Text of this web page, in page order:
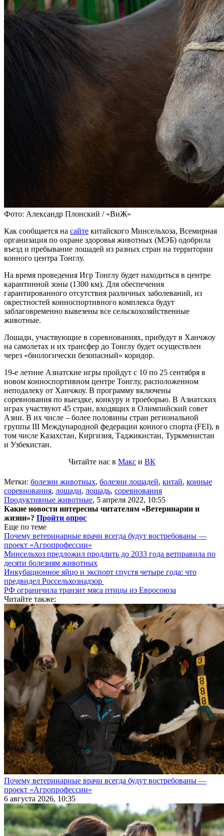
Фото: Александр Плонский / «ВиЖ»
Как сообщается на сайте китайского Минсельхоза, Всемирная
организация по охране здоровья животных (МЭБ) одобрила
въезд и пребывание лошадей из разных стран на территории
конного центра Тонглу.
На время проведения Игр Тонглу будет находиться в центре
карантинной зоны (1300 км). Для обеспечения
гарантированного отсутствия различных заболеваний, из
окрестностей конноспортивного комплекса будут
заблаговременно вывезены все сельскохозяйственные
животные.
Лошади, участвующие в соревнованиях, прибудут в Ханчжоу
на самолетах и их трансфер до Тонглу будет осуществлен
через «биологически безопасный» коридор.
19-е летние Азиатские игры пройдут с 10 по 25 сентября в
новом конноспортивном центре Тонглу, расположенном
неподалеку от Ханчжоу. В программу включены
соревнования по выездке, конкуру и троеборью. В Азиатских
играх участвуют 45 стран, входящих в Олимпийский совет
Азии. В их числе – более половины стран региональной
группы III Международной федерации конного спорта (FEI), в
том числе Казахстан, Киргизия, Таджикистан, Туркменистан
и Узбекистан.
Читайте нас в Макс и ВК
Метки: болезни животных, болезни лошадей, китай, конные
соревнования, лошади, лошадь, соревнования
Продуктивные животные, 5 апреля 2022, 10:55
Какие новости интересны читателям «Ветеринарии и
жизни»? Пройти опрос
Еще по теме
Почему ветеринарные врачи всегда будут востребованы —
проект «Агропрофессии»
Минсельхоз предложил продлить до 2033 года ветправила по
десяти болезням животных
Инкубационное яйцо и экспорт спустя четыре года: что
предвидел Россельхознадзор
РФ ограничила транзит мяса птицы из Евросоюза
Читайте также:
Почему ветеринарные врачи всегда будут востребованы —
проект «Агропрофессии»
6 августа 2026, 10:35